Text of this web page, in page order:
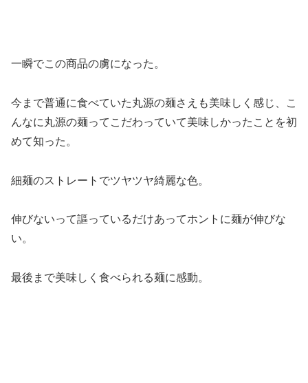
一瞬でこの商品の虜になった。
今まで普通に食べていた丸源の麺さえも美味しく感じ、こ
んなに丸源の麺ってこだわっていて美味しかったことを初
めて知った。
細麺のストレートでツヤツヤ綺麗な色。
伸びないって謳っているだけあってホントに麺が伸びな
い。
最後まで美味しく食べられる麺に感動。